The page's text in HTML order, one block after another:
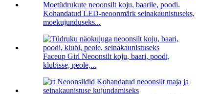
Kohandatud LED-neoonmärk seinakaunistuseks,
moekujunduseks...
Faceup Girl Neoonsilt koju, baari, poodi,
klubisse, peole,...